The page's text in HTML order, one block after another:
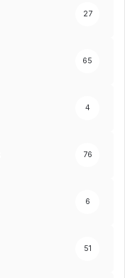
27
65
4
76
6
51